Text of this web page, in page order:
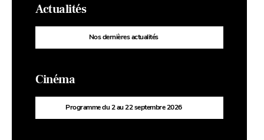
Actualités
Nos dernières actualités
Cinéma
Programme du 2 au 22 septembre 2026